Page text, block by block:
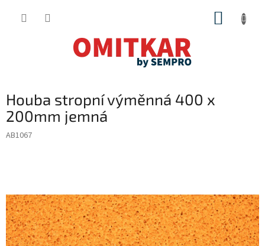
Houba stropní výměnná 400 x
200mm jemná
AB1067